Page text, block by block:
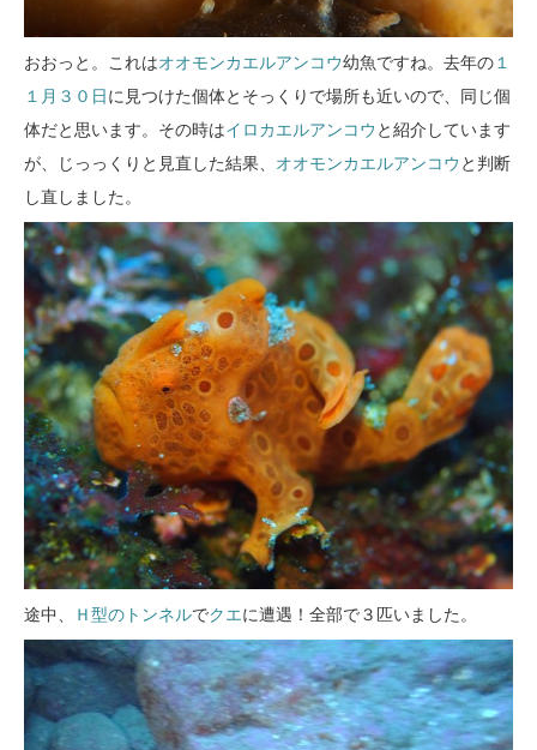
おおっと。これはオオモンカエルアンコウ幼魚ですね。去年の１
１月３０日に見つけた個体とそっくりで場所も近いので、同じ個
体だと思います。その時はイロカエルアンコウ と紹介しています
が、じっっくりと見直した結果、 オオモンカエルアンコウ と判断
し直しました。
途中、 Ｈ型のトンネルでクエに遭遇！全部で３匹いました。